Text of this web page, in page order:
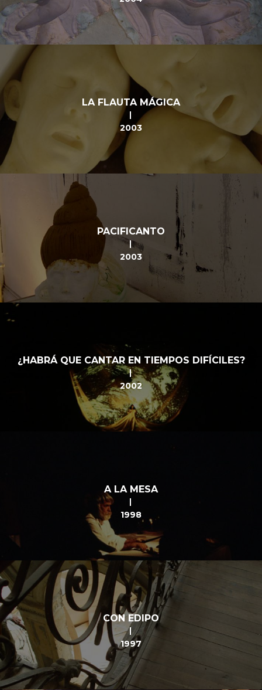
LA FLAUTA MÁGICA
2003
PACIFICANTO
2003
¿HABRÁ QUE CANTAR EN TIEMPOS DIFÍCILES?
2002
A LA MESA
1998
CON EDIPO
1997